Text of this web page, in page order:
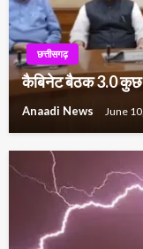
छत्तीसगढ़
कैबिनेट बैठक 3.0 कुछ
Anaadi News June